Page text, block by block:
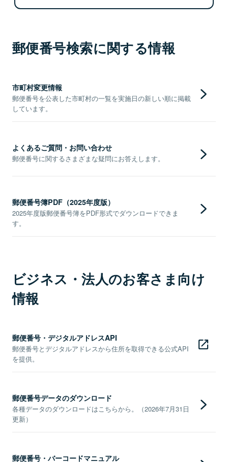
郵便番号検索に関する情報
市町村変更情報
郵便番号を公表した市町村の一覧を実施日の新しい順に掲載
しています。
よくあるご質問・お問い合わせ
郵便番号に関するさまざまな疑問にお答えします。
郵便番号簿PDF（2025年度版）
2025年度版郵便番号簿をPDF形式でダウンロードできま
す。
ビジネス・法人のお客さま向け
情報
郵便番号・デジタルアドレスAPI
郵便番号とデジタルアドレスから住所を取得できる公式API
を提供。
郵便番号データのダウンロード
各種データのダウンロードはこちらから。（2026年7月31日
更新）
郵便番号・バーコードマニュアル